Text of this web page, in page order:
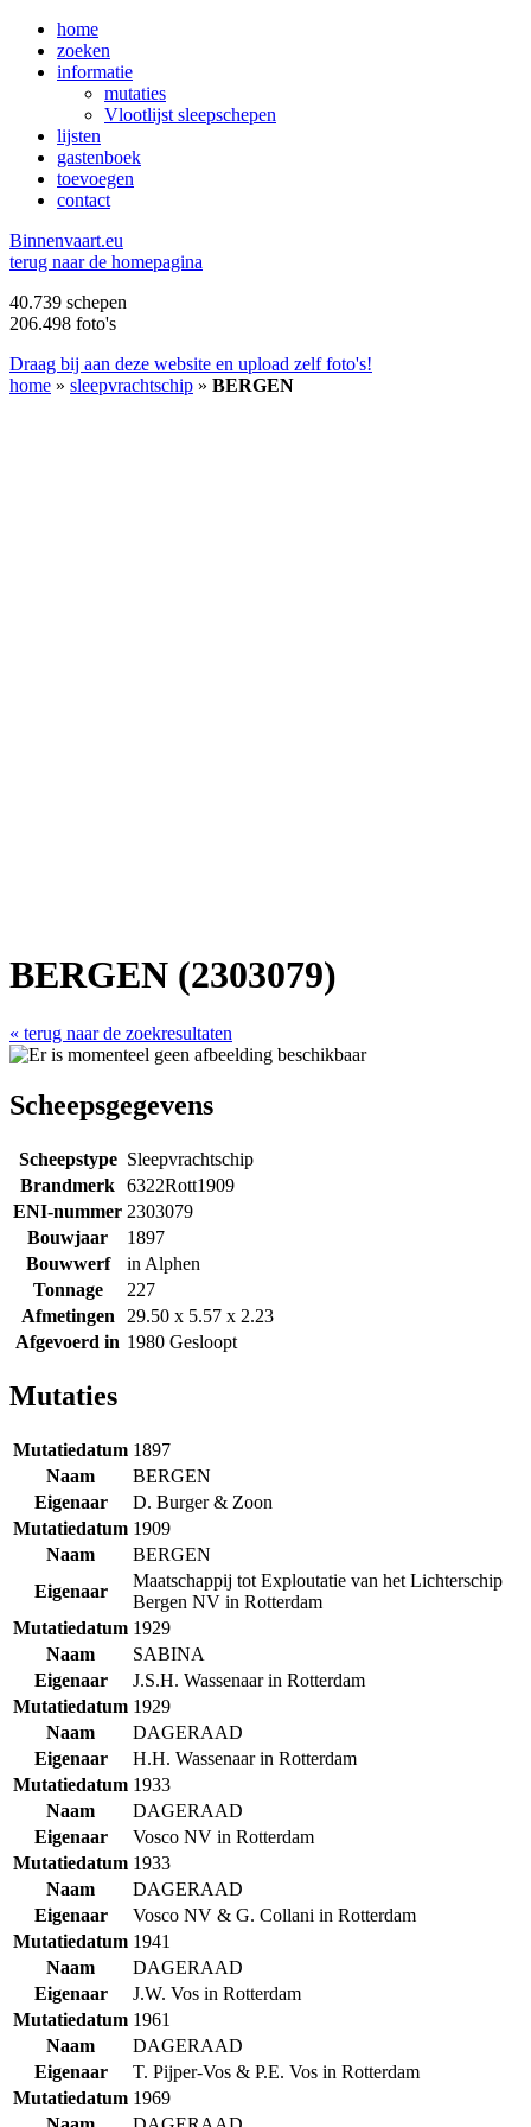
home
zoeken
informatie
mutaties
Vlootlijst sleepschepen
lijsten
gastenboek
toevoegen
contact
Binnenvaart.eu
terug naar de homepagina
40.739 schepen
206.498 foto's
Draag bij aan deze website en upload zelf foto's!
home » sleepvrachtschip » BERGEN
BERGEN (2303079)
« terug naar de zoekresultaten
Scheepsgegevens
Scheepstype Sleepvrachtschip
Brandmerk 6322Rott1909
ENI-nummer 2303079
Bouwjaar
1897
Bouwwerf
in Alphen
Tonnage
227
Afmetingen
29.50 x 5.57 x 2.23
Afgevoerd in 1980 Gesloopt
Mutaties
Mutatiedatum 1897
Naam
BERGEN
Eigenaar
D. Burger & Zoon
Mutatiedatum 1909
Naam
BERGEN
Eigenaar
Maatschappij tot Exploutatie van het Lichterschip
Bergen NV in Rotterdam
Mutatiedatum 1929
Naam
SABINA
Eigenaar
J.S.H. Wassenaar in Rotterdam
Mutatiedatum 1929
Naam
DAGERAAD
Eigenaar
H.H. Wassenaar in Rotterdam
Mutatiedatum 1933
Naam
DAGERAAD
Eigenaar
Vosco NV in Rotterdam
Mutatiedatum 1933
Naam
DAGERAAD
Eigenaar
Vosco NV & G. Collani in Rotterdam
Mutatiedatum 1941
Naam
DAGERAAD
Eigenaar
J.W. Vos in Rotterdam
Mutatiedatum 1961
Naam
DAGERAAD
Eigenaar
T. Pijper-Vos & P.E. Vos in Rotterdam
Mutatiedatum 1969